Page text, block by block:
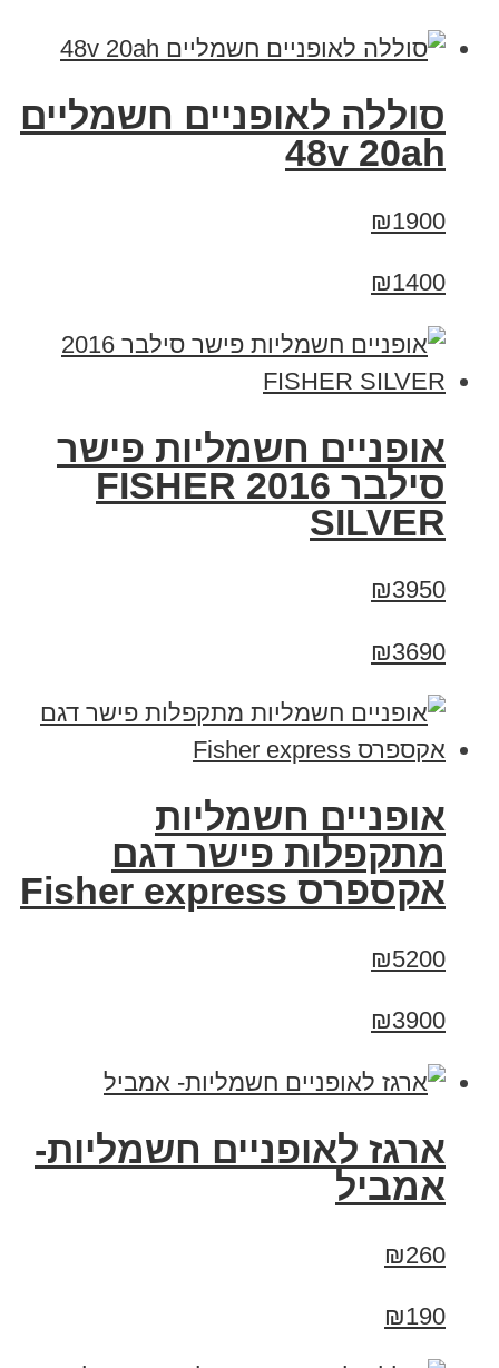
סוללה לאופניים חשמליים
48v 20ah
₪1900
₪1400
אופניים חשמליות פישר
סילבר 2016 FISHER
SILVER
₪3950
₪3690
אופניים חשמליות
מתקפלות פישר דגם
אקספרס Fisher express
₪5200
₪3900
ארגז לאופניים חשמליות-
אמביל
₪260
₪190